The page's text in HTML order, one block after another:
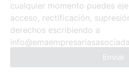
cualquier momento puedes
acceso, rectificación,
derechos escribiendo a
Enviar